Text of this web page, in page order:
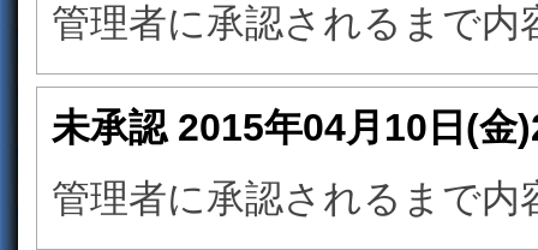
管理者に承認されるまで
未承認 2015年04月10日(金
管理者に承認されるまで